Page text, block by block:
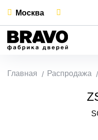
Москва
Главная Распродажа